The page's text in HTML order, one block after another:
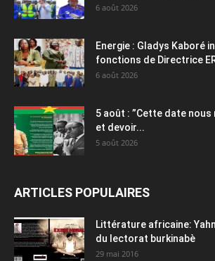
6 août 2026
Energie : Gladys Kaboré
fonctions de Directrice
6 août 2026
5 août : ”Cette date
et devoir...
5 août 2026
ARTICLES POPULAIRES
Littérature africaine:
du lectorat burkinabè
29 mai 2016